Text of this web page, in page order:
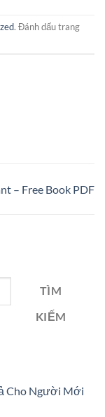
. Đánh dấu trang
– Free Book PDF
TÌM
KIẾM
Cho Người Mới